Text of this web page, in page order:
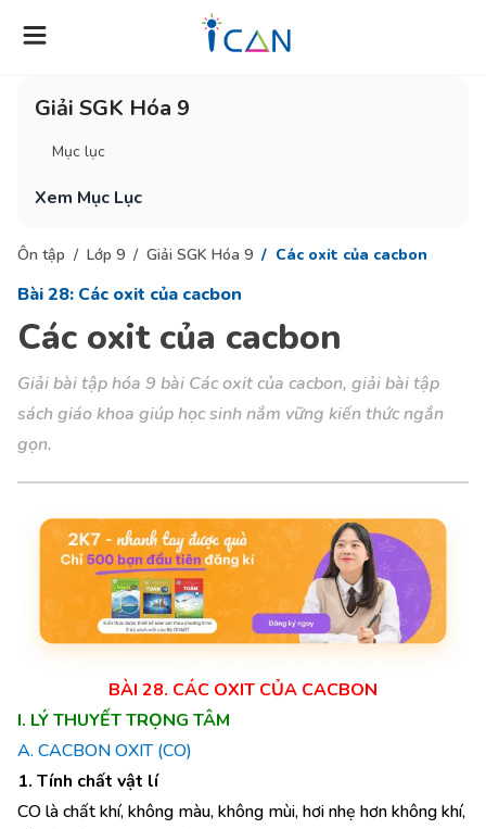
Giải SGK Hóa 9
Mục lục
Xem Mục Lục
Ôn tập Lớp 9 Giải SGK Hóa 9 Các oxit của cacbon
Bài 28: Các oxit của cacbon
Các oxit của cacbon
Giải bài tập hóa 9 bài Các oxit của cacbon, giải bài tập
sách giáo khoa giúp học sinh nắm vững kiến thức ngắn
gọn.
BÀI 28. CÁC OXIT CỦA CACBON
I. LÝ THUYẾT TRỌNG TÂM
A. CACBON OXIT (CO)
1. Tính chất vật lí
CO là chất khí, không màu, không mùi, hơi nhẹ hơn không khí,